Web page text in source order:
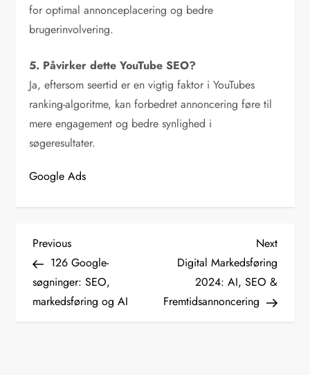
for optimal annonceplacering og bedre
brugerinvolvering.
5. Påvirker dette YouTube SEO?
Ja, eftersom seertid er en vigtig faktor i YouTubes
ranking-algoritme, kan forbedret annoncering føre til
mere engagement og bedre synlighed i
søgeresultater.
Google Ads
I
n
d
l
Previous
Post
Previous
126 Google-
søgninger: SEO,
markedsføring og AI
Next
Post
Next
Digital Markedsføring
2024: AI, SEO &
Fremtidsannoncering